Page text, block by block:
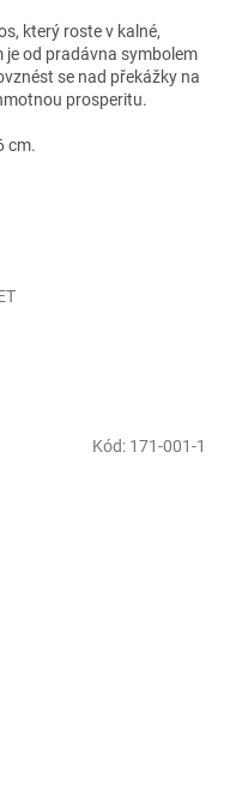
který roste v kalné,
je od pradávna symbolem
se nad překážky na
prosperitu.
cm.
Kód: 171-001-1